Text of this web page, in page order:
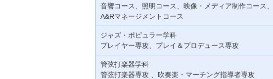
音響コース、照明コース、映像・メディア制作コース
A&Rマネージメントコース
ジャズ・ポピュラー学科
プレイヤー専攻、プレイ＆プロデュース専攻
管弦打楽器学科
管弦打楽器専攻 、吹奏楽・マーチング指導者専攻